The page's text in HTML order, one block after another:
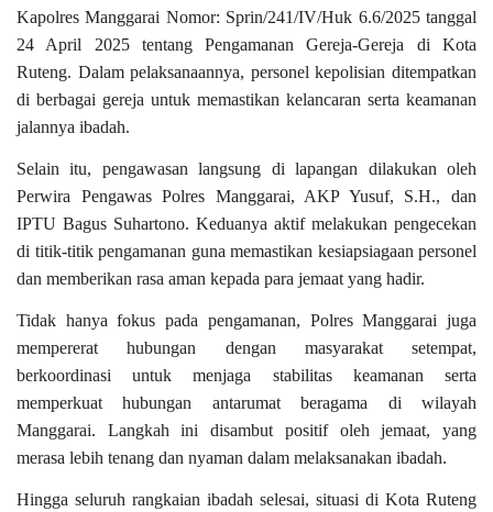
Kapolres Manggarai Nomor: Sprin/241/IV/Huk 6.6/2025 tanggal
24 April 2025 tentang Pengamanan Gereja-Gereja di Kota
Ruteng. Dalam pelaksanaannya, personel kepolisian ditempatkan
di berbagai gereja untuk memastikan kelancaran serta keamanan
jalannya ibadah.
Selain itu, pengawasan langsung di lapangan dilakukan oleh
Perwira Pengawas Polres Manggarai, AKP Yusuf, S.H., dan
IPTU Bagus Suhartono. Keduanya aktif melakukan pengecekan
di titik-titik pengamanan guna memastikan kesiapsiagaan personel
dan memberikan rasa aman kepada para jemaat yang hadir.
Tidak hanya fokus pada pengamanan, Polres Manggarai juga
mempererat hubungan dengan masyarakat setempat,
berkoordinasi untuk menjaga stabilitas keamanan serta
memperkuat hubungan antarumat beragama di wilayah
Manggarai. Langkah ini disambut positif oleh jemaat, yang
merasa lebih tenang dan nyaman dalam melaksanakan ibadah.
Hingga seluruh rangkaian ibadah selesai, situasi di Kota Ruteng